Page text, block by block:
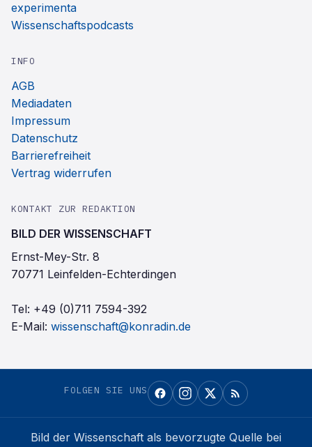
experimenta
Wissenschaftspodcasts
INFO
AGB
Mediadaten
Impressum
Datenschutz
Barrierefreiheit
Vertrag widerrufen
KONTAKT ZUR REDAKTION
BILD DER WISSENSCHAFT
Ernst-Mey-Str. 8
70771 Leinfelden-Echterdingen
Tel: +49 (0)711 7594-392
E-Mail: wissenschaft@konradin.de
FOLGEN SIE UNS
Bild der Wissenschaft als bevorzugte Quelle bei